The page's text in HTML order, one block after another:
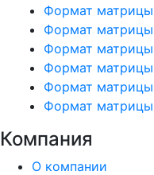
Формат матрицы:
Формат матрицы:
Формат матрицы:
Формат матрицы:
Формат матрицы:
Формат матрицы:
Компания
О компании